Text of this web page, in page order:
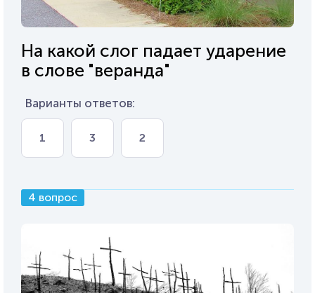
На какой слог падает ударение
в слове "веранда"
Варианты ответов:
1 3 2
4 вопрос